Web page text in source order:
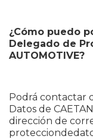
¿Cómo puedo
Delegado de
AUTOMOTIVE?
Podrá contactar
Datos de
dirección de